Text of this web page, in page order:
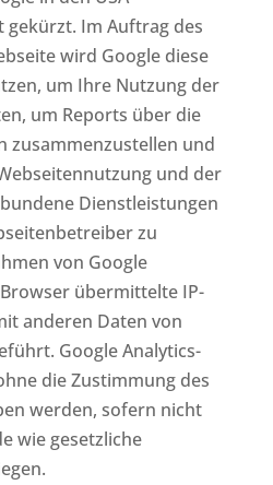
Im Auftrag des
wird Google diese
um Ihre Nutzung der
um Reports über die
zusammenzustellen und
und der
Dienstleistungen
zu
von Google
übermittelte IP-
anderen Daten von
Google Analytics-
die Zustimmung des
werden, sofern nicht
wie gesetzliche